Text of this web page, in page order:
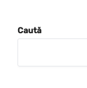
Caută